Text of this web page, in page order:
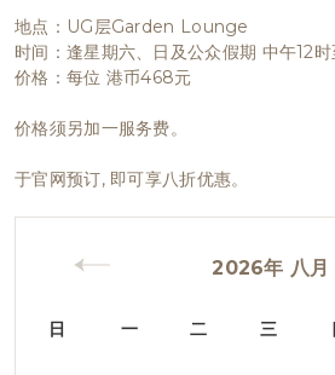
地点：UG层Garden Lounge
时间：逢星期六、日及公众假期 中午12
价格：每位 港币468元
价格须另加一服务费。
于官网预订, 即可享八折优惠。
2026年 八月
日 一 二 三